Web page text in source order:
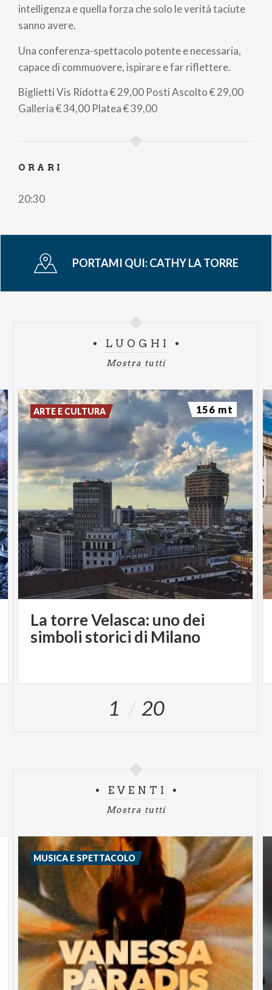
intelligenza e quella forza che solo le verità taciute
sanno avere.
Una conferenza-spettacolo potente e necessaria,
capace di commuovere, ispirare e far riflettere.
BigliettiVis Ridotta€ 29,00 Posti Ascolto€ 29,00
Galleria€ 34,00 Platea€ 39,00
ORARI
20:30
PORTAMI QUI:CATHY LA TORRE
LUOGHI
Mostra tutti
La torre Velasca: uno dei
simboli storici di Milano
ARTE E CULTURA 156 mt
1 20
EVENTI
Mostra tutti
MUSICA E SPETTACOLO